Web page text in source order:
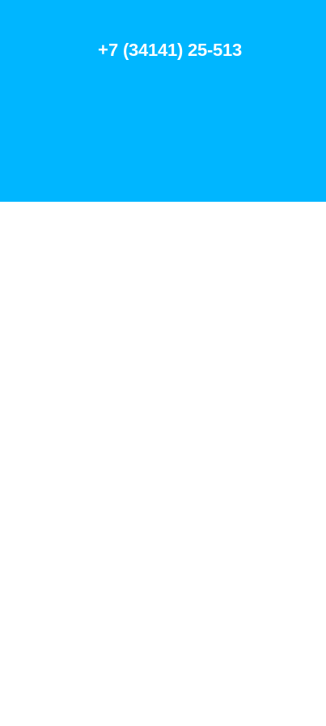
+7 (34141) 25-513